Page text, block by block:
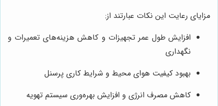
مزایای رعایت این نکات عبارتند از:
افزایش طول عمر تجهیزات و کاهش هزینه‌های تعمیرات و
نگهداری
بهبود کیفیت هوای محیط و شرایط کاری پرسنل
کاهش مصرف انرژی و افزایش بهره‌وری سیستم تهویه